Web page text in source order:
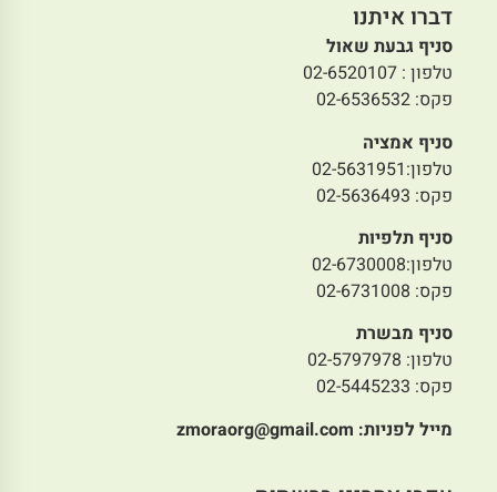
דברו איתנו
סניף גבעת שאול
טלפון : 02-6520107
פקס: 02-6536532
סניף אמציה
טלפון:02-5631951
פקס: 02-5636493
סניף תלפיות
טלפון:02-6730008
פקס: 02-6731008
סניף מבשרת
טלפון: 02-5797978
פקס: 02-5445233
מייל לפניות: zmoraorg@gmail.com